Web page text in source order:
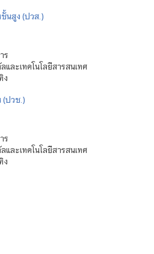
นสูง (ปวส.)
ร
ละเทคโนโลยีสารสนเทศ
ง
ปวช.)
ร
ละเทคโนโลยีสารสนเทศ
ง